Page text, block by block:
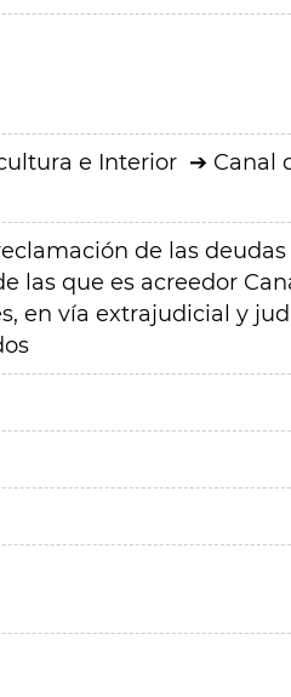
e Interior
Canal
de las deudas
las que es acreedor
en vía extrajudicial y